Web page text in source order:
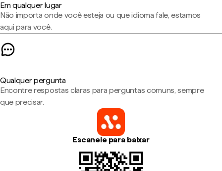
Em qualquer lugar
Não importa onde você esteja ou que idioma fale, estamos
aqui para você.
Qualquer pergunta
Encontre respostas claras para perguntas comuns, sempre
que precisar.
Escaneie para baixar